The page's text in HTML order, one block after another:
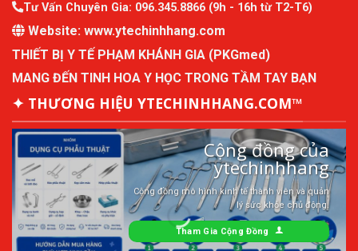
Tư Vấn Chuyên Gia: 096.345.8866 (9h - 16h từ T2-T6)
Website: www.ytechinhhang.com
THIẾT BỊ Y TẾ PHẠM KHÁNH GIA (PKGmed)
MANG ĐẾN TINH HOA Y HỌC TRONG TẦM TAY BẠN
✦ THƯƠNG HIỆU YTECHINHHANG.COM™
Cộng đồng của
ytechinhhang
Cộng đồng mô hình kinh tế thành viên và quản
lý sức khỏe chủ động.
Tham Gia Cộng Đồng